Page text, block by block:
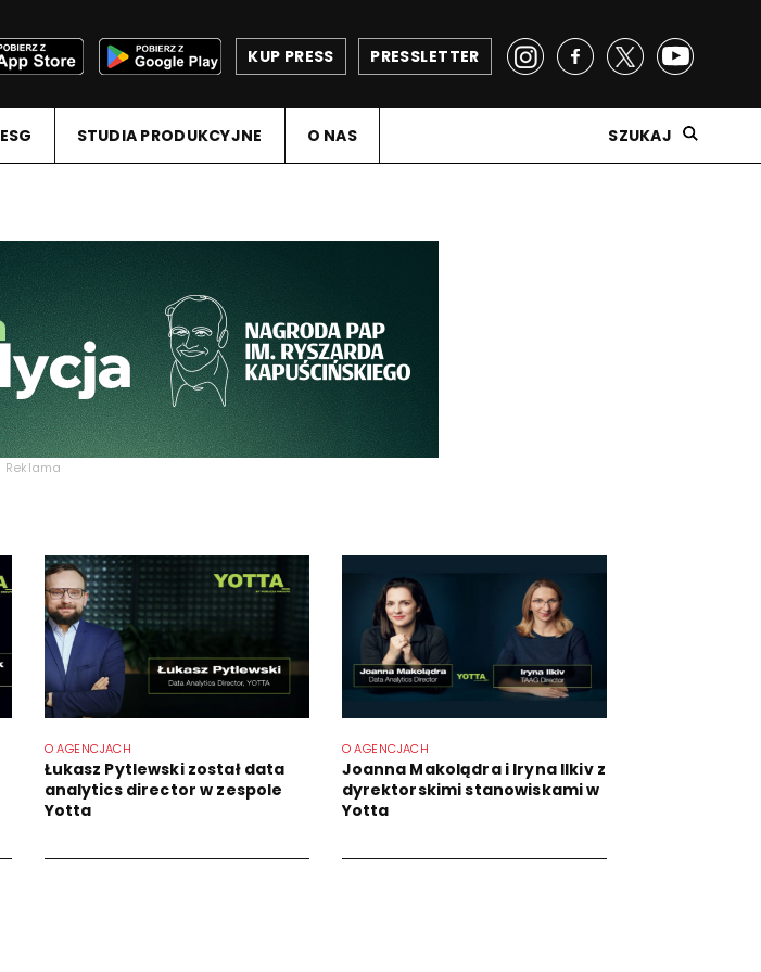
PRESSLETTER
KUP PRESS
ESG STUDIA PRODUKCYJNE O NAS SZUKAJ
Reklama
O AGENCJACH
Łukasz Pytlewski został data
analytics director w zespole
Yotta
O AGENCJACH
Joanna Makolądra i Iryna Ilkiv z
dyrektorskimi stanowiskami w
Yotta